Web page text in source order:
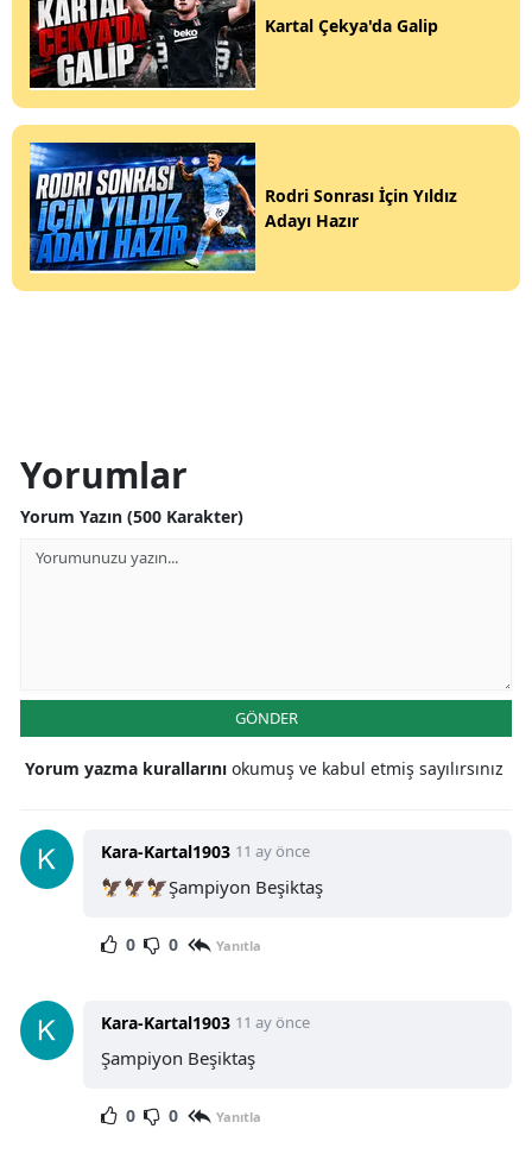
Kartal Çekya'da Galip
Rodri Sonrası İçin Yıldız
Adayı Hazır
Yorumlar
Yorum Yazın (500 Karakter)
GÖNDER
Yorum yazma kurallarını okumuş ve kabul etmiş sayılırsınız
Kara-Kartal1903 11 ay önce
🦅🦅🦅Şampiyon Beşiktaş
0 0 Yanıtla
Kara-Kartal1903 11 ay önce
Şampiyon Beşiktaş
0 0 Yanıtla